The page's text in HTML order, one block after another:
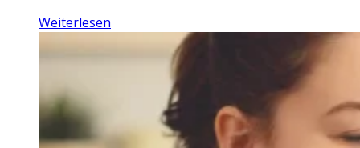
Weiterlesen